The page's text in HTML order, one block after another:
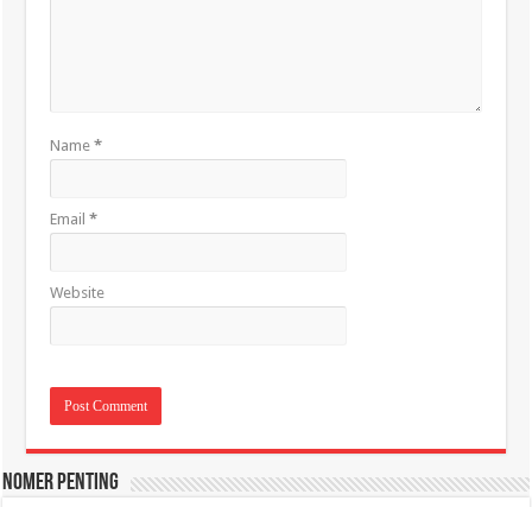
Name*
Email*
Website
Nomer Penting